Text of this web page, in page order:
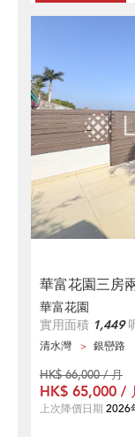
華富花園三房
華富花園
實用面積 1,449
清水灣 銀巒路
HK$ 66,000 / 月
HK$ 65,000 /
上次降價日期 2026